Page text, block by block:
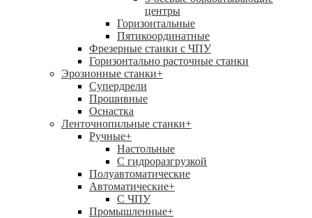
центры
Горизонтальные
Пятикоординатные
Фрезерные станки с ЧПУ
Горизонтально расточные станки
Эрозионные станки+
Супердрели
Прошивные
Оснастка
Ленточнопильные станки+
Ручные+
Настольные
С гидроразгрузкой
Полуавтоматические
Автоматические+
С ЧПУ
Промышленные+